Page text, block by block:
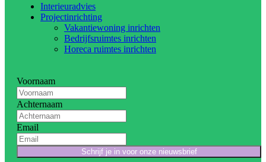
Interieuradvies
Projectinrichting
Vakantiewoning inrichten
Bedrijfsruimtes inrichten
Horeca ruimtes inrichten
Voornaam
Achternaam
Email
Schrijf je in voor onze nieuwsbrief